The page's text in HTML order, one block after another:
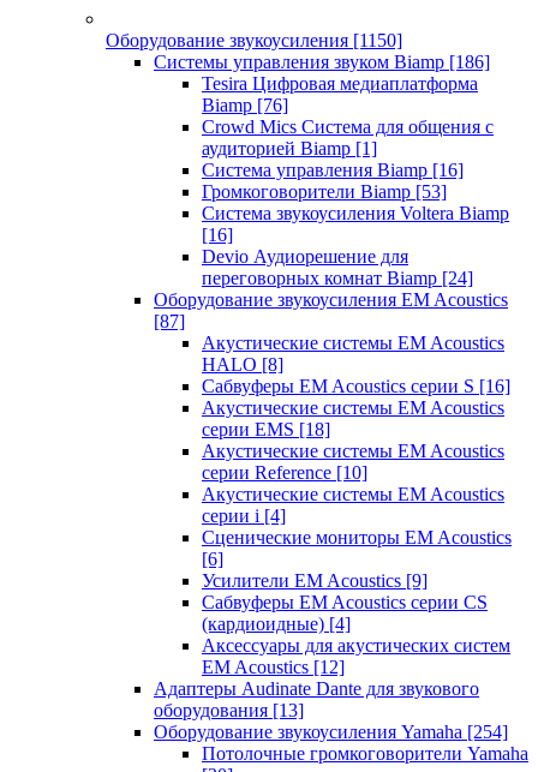
Оборудование звукоусиления [1150]
Системы управления звуком Biamp [186]
Tesira Цифровая медиаплатформа
Biamp [76]
Crowd Mics Система для общения с
аудиторией Biamp [1]
Система управления Biamp [16]
Громкоговорители Biamp [53]
Система звукоусиления Voltera Biamp
[16]
Devio Аудиорешение для
переговорных комнат Biamp [24]
Оборудование звукоусиления EM Acoustics
[87]
Акустические системы EM Acoustics
HALO [8]
Сабвуферы EM Acoustics серии S [16]
Акустические системы EM Acoustics
серии EMS [18]
Акустические системы EM Acoustics
серии Reference [10]
Акустические системы EM Acoustics
серии i [4]
Сценические мониторы EM Acoustics
[6]
Усилители EM Acoustics [9]
Сабвуферы EM Acoustics серии CS
(кардиоидные) [4]
Аксессуары для акустических систем
EM Acoustics [12]
Адаптеры Audinate Dante для звукового
оборудования [13]
Оборудование звукоусиления Yamaha [254]
Потолочные громкоговорители Yamaha